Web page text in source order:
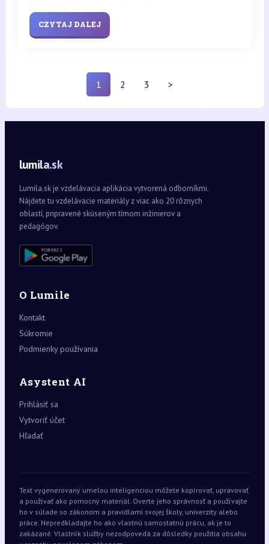
CZYTAJ DALEJ
1 2 3 >
lumila.sk
Lumila.sk je vzdelávacia aplikácia vytvorená odborníkmi.
Nájdete tu vzdelávacie materiály z viac ako 20 rôznych
oblastí, pripravené skúseným tímom inžinierov a
pedagógov.
O Lumile
Kontakt
Súkromie
Podmienky používania
Asystent AI
Prihlásiť sa
Vytvoriť účet
Hľadať
Text vygenerovaný umelou inteligenciou môžete kopírovať, upravovať
a používať ako pomocný materiál. Overte jeho správnosť a používajte
ho v súlade so zákonom a pravidlami svojej školy, univerzity alebo
práce. Nepredkladajte ho ako vlastnú samostatnú prácu, ak je to
zakázané. Vlastník služby nezodpovedá za dôsledky použitia obsahu